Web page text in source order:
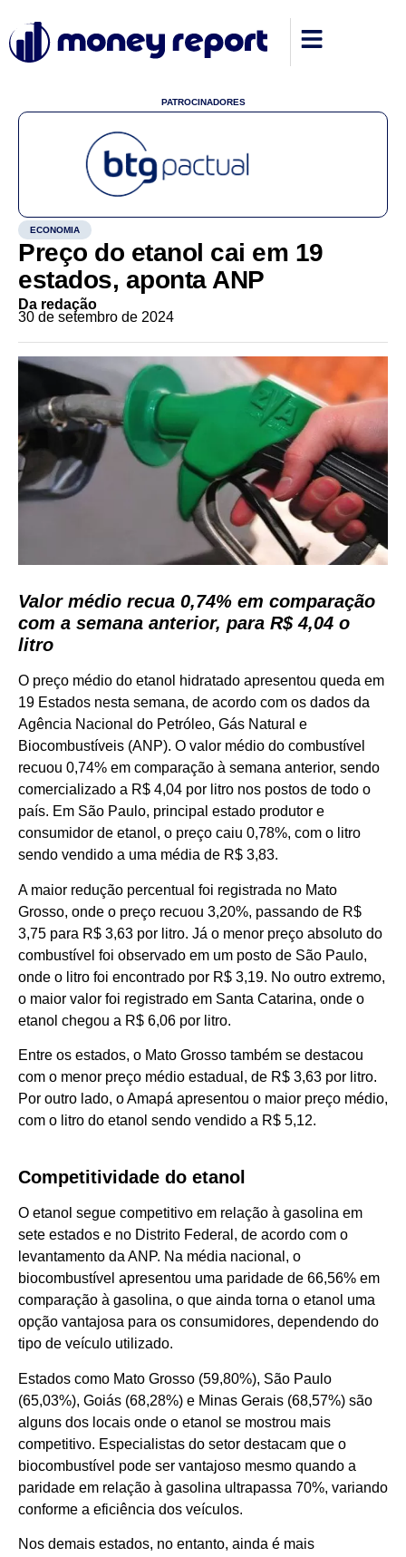
PATROCINADORES
ECONOMIA
Preço do etanol cai em 19
estados, aponta ANP
Da redação
30 de setembro de 2024
Valor médio recua 0,74% em comparação
com a semana anterior, para R$ 4,04 o
litro
O preço médio do etanol hidratado apresentou queda em
19 Estados nesta semana, de acordo com os dados da
Agência Nacional do Petróleo, Gás Natural e
Biocombustíveis (ANP). O valor médio do combustível
recuou 0,74% em comparação à semana anterior, sendo
comercializado a R$ 4,04 por litro nos postos de todo o
país. Em São Paulo, principal estado produtor e
consumidor de etanol, o preço caiu 0,78%, com o litro
sendo vendido a uma média de R$ 3,83.
A maior redução percentual foi registrada no Mato
Grosso, onde o preço recuou 3,20%, passando de R$
3,75 para R$ 3,63 por litro. Já o menor preço absoluto do
combustível foi observado em um posto de São Paulo,
onde o litro foi encontrado por R$ 3,19. No outro extremo,
o maior valor foi registrado em Santa Catarina, onde o
etanol chegou a R$ 6,06 por litro.
Entre os estados, o Mato Grosso também se destacou
com o menor preço médio estadual, de R$ 3,63 por litro.
Por outro lado, o Amapá apresentou o maior preço médio,
com o litro do etanol sendo vendido a R$ 5,12.
Competitividade do etanol
O etanol segue competitivo em relação à gasolina em
sete estados e no Distrito Federal, de acordo com o
levantamento da ANP. Na média nacional, o
biocombustível apresentou uma paridade de 66,56% em
comparação à gasolina, o que ainda torna o etanol uma
opção vantajosa para os consumidores, dependendo do
tipo de veículo utilizado.
Estados como Mato Grosso (59,80%), São Paulo
(65,03%), Goiás (68,28%) e Minas Gerais (68,57%) são
alguns dos locais onde o etanol se mostrou mais
competitivo. Especialistas do setor destacam que o
biocombustível pode ser vantajoso mesmo quando a
paridade em relação à gasolina ultrapassa 70%, variando
conforme a eficiência dos veículos.
Nos demais estados, no entanto, ainda é mais